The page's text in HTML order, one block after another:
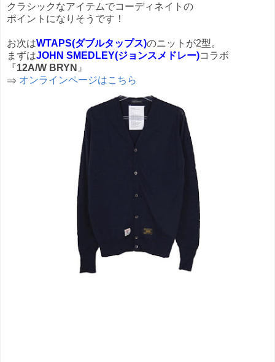
クラシックなアイテムでコーディネイトの
ポイントになりそうです！
お次はWTAPS(ダブルタップス)のニットが2型。
まずはJOHN SMEDLEY(ジョンスメドレー)コラボ
『12A/W BRYN 』
⇒ オンラインページはこちら